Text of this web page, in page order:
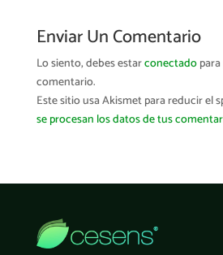
Enviar Un Comentario
Lo siento, debes estarconectadopara
comentario.
Este sitio usa Akismet para reducir el
se procesan los datos de tus